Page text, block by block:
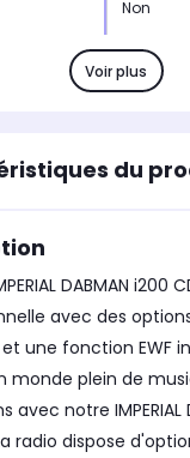
Non
Connectivité
-
RDS
Non
Système
Non
Non
Non
Voir plus
du
DABMAN i200
avec des
une fonction EWF
monde plein de
notre IMPERIAL
radio dispose